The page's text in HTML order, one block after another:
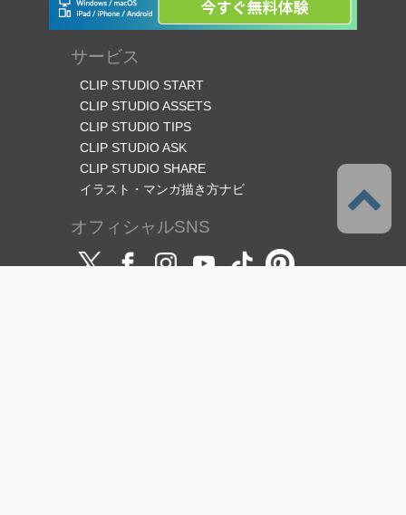
サービス
CLIP STUDIO START
CLIP STUDIO ASSETS
CLIP STUDIO TIPS
CLIP STUDIO ASK
CLIP STUDIO SHARE
イラスト・マンガ描き方ナビ
オフィシャルSNS